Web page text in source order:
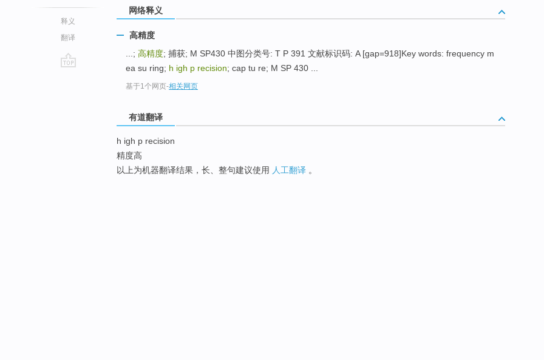
释义
翻译
网络释义
高精度
...; 高精度; 捕获; M SP430 中图分类号: T P 391 文献标识码: A [gap=918]Key words: frequency m
ea su ring; h igh p recision; cap tu re; M SP 430 ...
基于1个网页-相关网页
有道翻译
h igh p recision
精度高
以上为机器翻译结果，长、整句建议使用 人工翻译 。